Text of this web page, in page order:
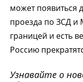
может появиться
проезда по ЗСД и
границей и есть
Россию
Узнавайте о